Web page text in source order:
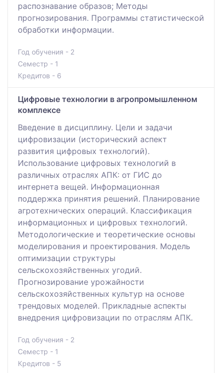
распознавание образов; Методы
прогнозирования. Программы статистической
обработки информации.
Год обучения - 2
Семестр - 1
Кредитов - 6
Цифровые технологии в агропромышленном
комплексе
Введение в дисциплину. Цели и задачи
цифровизации (исторический аспект
развития цифровых технологий).
Использование цифровых технологий в
различных отраслях АПК: от ГИС до
интернета вещей. Информационная
поддержка принятия решений. Планирование
агротехнических операций. Классификация
информационных и цифровых технологий.
Методологические и теоретические основы
моделирования и проектирования. Модель
оптимизации структуры
сельскохозяйственных угодий.
Прогнозирование урожайности
сельскохозяйственных культур на основе
трендовых моделей. Прикладные аспекты
внедрения цифровизации по отраслям АПК.
Год обучения - 2
Семестр - 1
Кредитов - 5